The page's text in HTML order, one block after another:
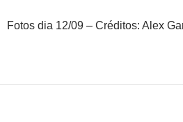
Fotos dia 12/09 – Créditos: Alex